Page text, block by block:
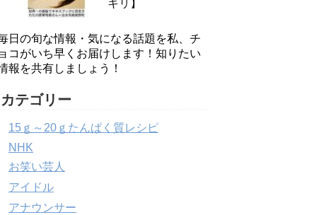
キリ】
日の旬な情報・気になる話題を私、チ
コがいち早くお届けします！知りたい
報を共有しましょう！
カテゴリー
15ｇ～20ｇたんぱく質レシピ
NHK
お笑い芸人
アイドル
アナウンサー